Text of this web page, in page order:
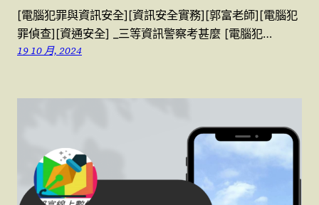
[電腦犯罪與資訊安全][資訊安全實務][郭富老師][電腦犯
罪偵查][資通安全] _三等資訊警察考甚麼 [電腦犯…
19 10 月, 2024